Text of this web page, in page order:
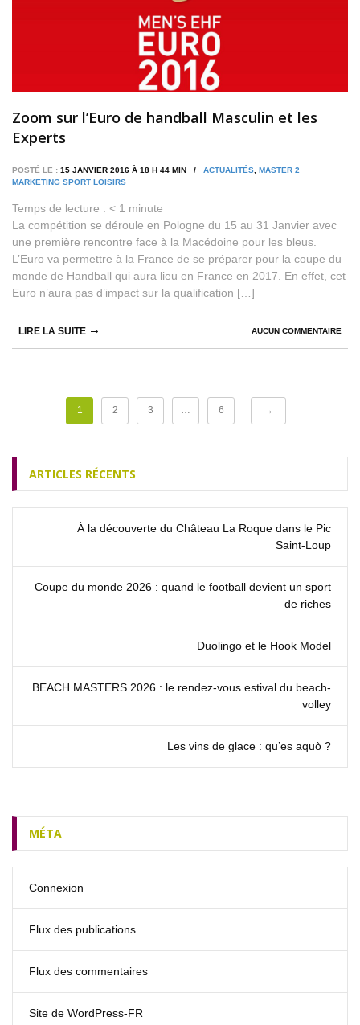
Zoom sur l’Euro de handball Masculin et les
Experts
POSTÉ LE : 15 JANVIER 2016 À 18 H 44 MIN / ACTUALITÉS MASTER 2
MARKETING SPORT LOISIRS
Temps de lecture : < 1 minute
La compétition se déroule en Pologne du 15 au 31 Janvier avec
une première rencontre face à la Macédoine pour les bleus.
L’Euro va permettre à la France de se préparer pour la coupe du
monde de Handball qui aura lieu en France en 2017. En effet, cet
Euro n’aura pas d’impact sur la qualification […]
AUCUN COMMENTAIRE
LIRE LA SUITE
1 2 3 … 6 →
ARTICLES RÉCENTS
À la découverte du Château La Roque dans le Pic
Saint‑Loup
Coupe du monde 2026 : quand le football devient un sport
de riches
Duolingo et le Hook Model
BEACH MASTERS 2026 : le rendez‑vous estival du beach-
volley
Les vins de glace : qu’es aquò ?
MÉTA
Connexion
Flux des publications
Flux des commentaires
Site de WordPress-FR